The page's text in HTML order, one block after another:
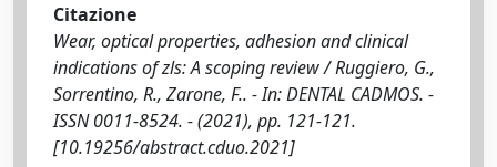
Citazione
Wear, optical properties, adhesion and clinical
indications of zls: A scoping review / Ruggiero, G.,
Sorrentino, R., Zarone, F.. - In: DENTAL CADMOS. -
ISSN 0011-8524. - (2021), pp. 121-121.
[10.19256/abstract.cduo.2021]